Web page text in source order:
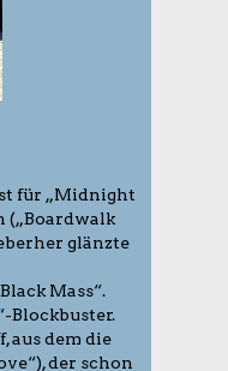
für „Midnight
(„Boardwalk
glänzte
Mass“.
Blockbuster.
aus dem die
der schon